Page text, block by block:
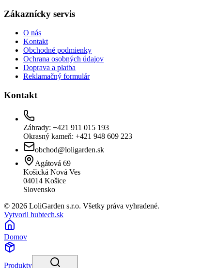
Zákaznícky servis
O nás
Kontakt
Obchodné podmienky
Ochrana osobných údajov
Doprava a platba
Reklamačný formulár
Kontakt
Záhrady: +421 911 015 193
Okrasný kameň: +421 948 609 223
obchod@loligarden.sk
Agátová 69
Košická Nová Ves
04014 Košice
Slovensko
© 2026 LoliGarden s.r.o. Všetky práva vyhradené.
Vytvoril hubtech.sk
Domov
Produkty